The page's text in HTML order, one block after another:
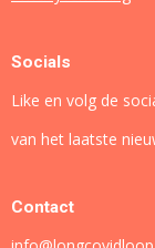
Socials
Like en volg de
van het laatste
Contact